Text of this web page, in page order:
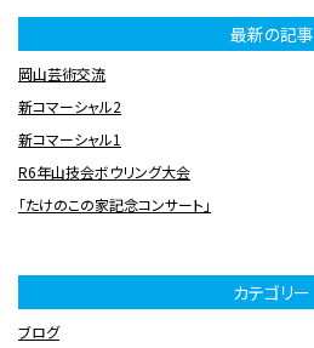
最新の記事
岡山芸術交流
新コマーシャル2
新コマーシャル1
R6年山技会ボウリング大会
「たけのこの家記念コンサート」
カテゴリー
ブログ